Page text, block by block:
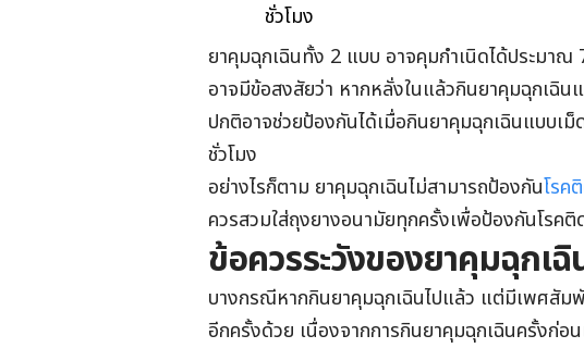
ชั่วโมง
ยาคุมฉุกเฉินทั้ง 2 แบบ อาจคุมกำเนิดได้ประมา
อาจมีข้อสงสัยว่า หากหลั่งในแล้วกินยาคุมฉุกเฉิน
ปกติอาจช่วยป้องกันได้เมื่อกินยาคุมฉุกเฉินแบบ
ชั่วโมง
อย่างไรก็ตาม ยาคุมฉุกเฉินไม่สามารถป้องกันโรค
ควรสวมใส่ถุงยางอนามัยทุกครั้งเพื่อป้องกันโรค
ข้อควรระวังของยาคุมฉุกเ
บางกรณีหากกินยาคุมฉุกเฉินไปแล้ว แต่มีเพศสัม
อีกครั้งด้วย เนื่องจากการกินยาคุมฉุกเฉินครั้งก่อ